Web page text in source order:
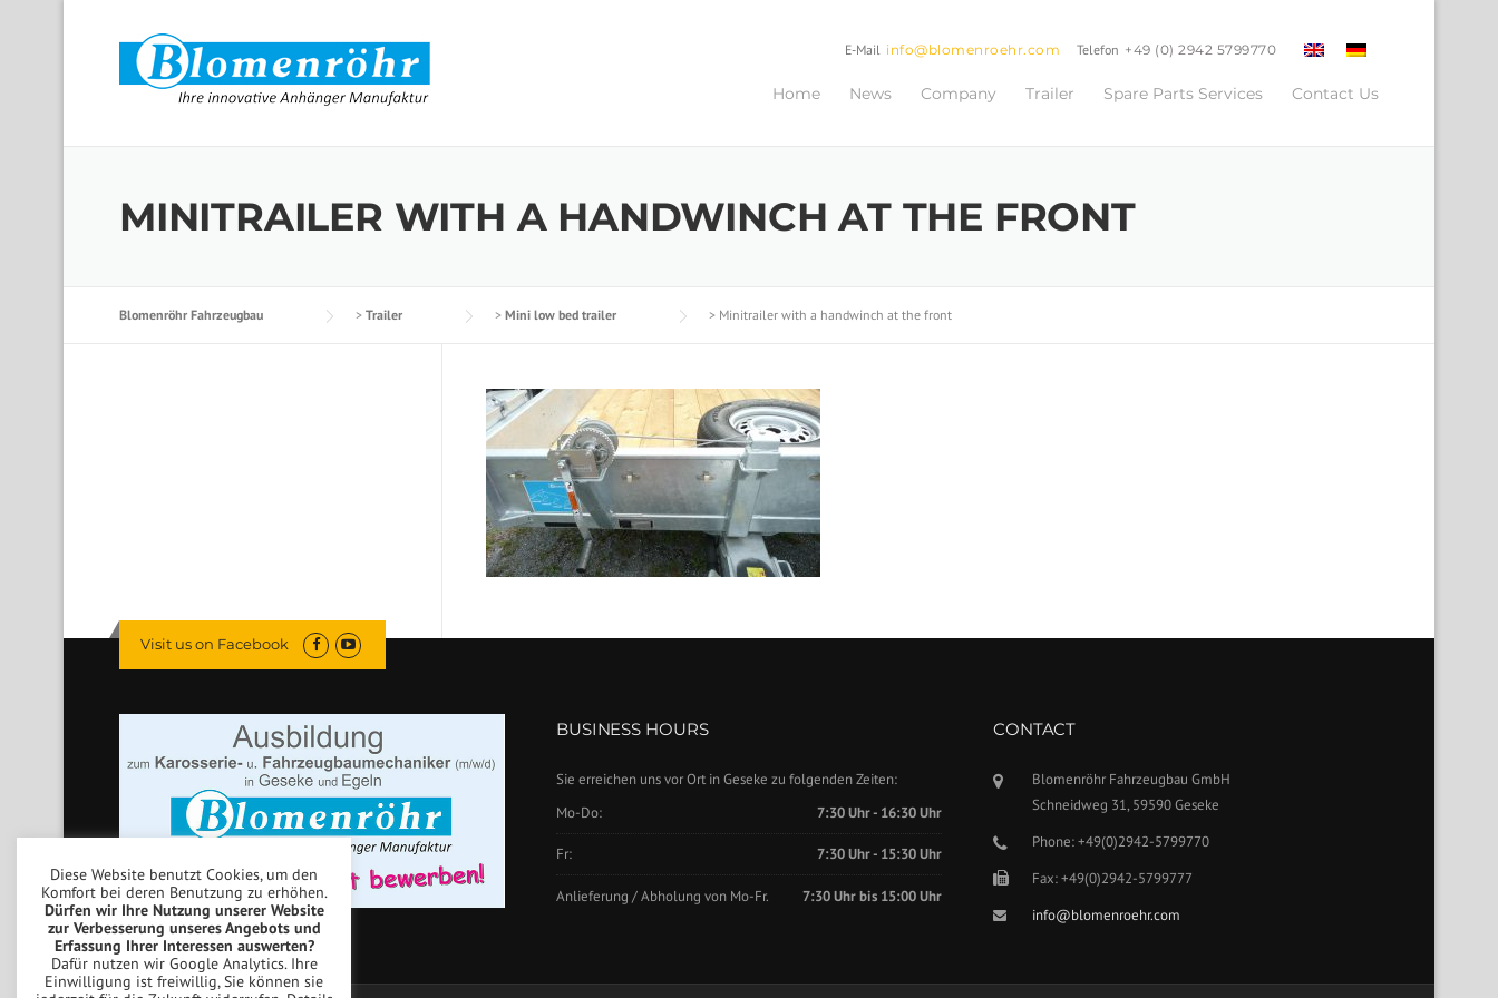
Telefon +49 (0) 2942 5799770
E-Mail info@blomenroehr.com
Home News Company Trailer Spare Parts Services Contact Us
MINITRAILER WITH A HANDWINCH AT THE FRONT
Blomenröhr Fahrzeugbau > Trailer > Mini low bed trailer > Minitrailer with a handwinch at the front
Visit us on Facebook
BUSINESS HOURS
Sie erreichen uns vor Ort in Geseke zu folgenden Zeiten:
Mo-Do:
7:30 Uhr - 16:30 Uhr
Fr: 7:30 Uhr - 15:30 Uhr
Anlieferung / Abholung von Mo-Fr. 7:30 Uhr bis 15:00 Uhr
CONTACT
Blomenröhr Fahrzeugbau GmbH
Schneidweg 31, 59590 Geseke
Phone: +49(0)2942-5799770
Fax: +49(0)2942-5799777
info@blomenroehr.com
Diese Website benutzt Cookies, um den
Komfort bei deren Benutzung zu erhöhen.
Dürfen wir Ihre Nutzung unserer Website
zur Verbesserung unseres Angebots und
Erfassung Ihrer Interessen auswerten?
Dafür nutzen wir Google Analytics. Ihre
Einwilligung ist freiwillig, Sie können sie